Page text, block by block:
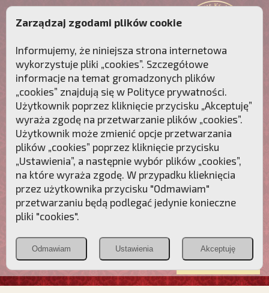
Przebudźmy sumienia Polaków!
Polonia
Christiana
PCh24.pl
Przymierze
POZNAJ APOSTOLAT FATIMY WESPRZYJ
NAS
Zarządzaj zgodami plików cookie
Informujemy, że niniejsza strona internetowa
wykorzystuje pliki „cookies”. Szczegółowe
informacje na temat gromadzonych plików
„cookies” znajdują się w Polityce prywatności.
Użytkownik poprzez kliknięcie przycisku „Akceptuję”
wyraża zgodę na przetwarzanie plików „cookies”.
Użytkownik może zmienić opcje przetwarzania
plików „cookies” poprzez kliknięcie przycisku
„Ustawienia”, a następnie wybór plików „cookies”,
na które wyraża zgodę. W przypadku klieknięcia
przez użytkownika przycisku "Odmawiam"
przetwarzaniu będą podlegać jedynie konieczne
pliki "cookies".
Odmawiam Ustawienia Akceptuję